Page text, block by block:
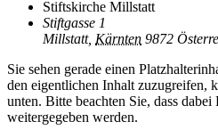
Stiftskirche Millstatt
Stiftgasse 1
Millstatt, Kärnten 9872
Sie sehen gerade einen
den eigentlichen Inhalt zuzugreifen,
unten. Bitte beachten Sie, dass
weitergegeben werden.